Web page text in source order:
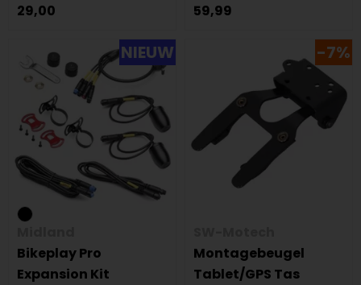
29,00
59,99
NIEUW
Bikeplay Pro
Expansion Kit
-7%
Montagebeugel
Tablet/GPS Tas